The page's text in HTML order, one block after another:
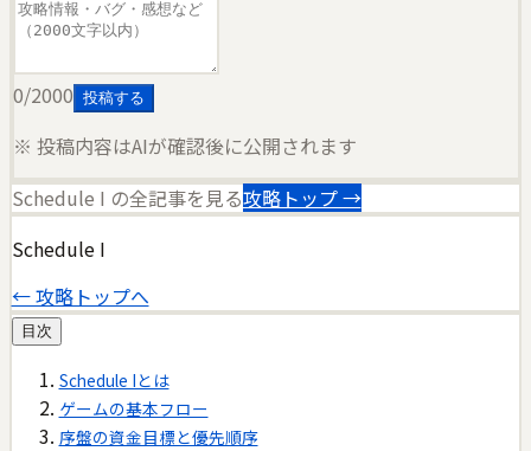
0/2000 投稿する
※ 投稿内容はAIが確認後に公開されます
Schedule I の全記事を見る攻略トップ →
Schedule I
← 攻略トップへ
目次
Schedule Iとは
ゲームの基本フロー
序盤の資金目標と優先順序